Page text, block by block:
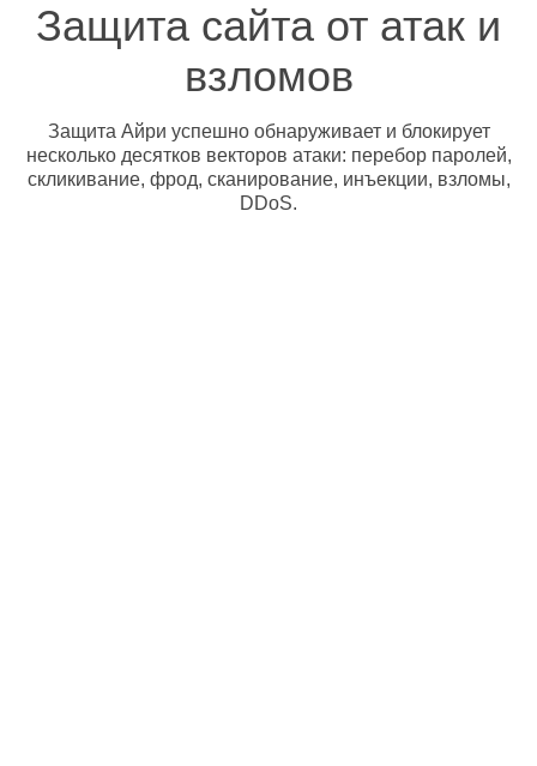
Защита сайта от атак и
взломов
Защита Айри успешно обнаруживает и блокирует
несколько десятков векторов атаки: перебор паролей,
скликивание, фрод, сканирование, инъекции, взломы,
DDoS.